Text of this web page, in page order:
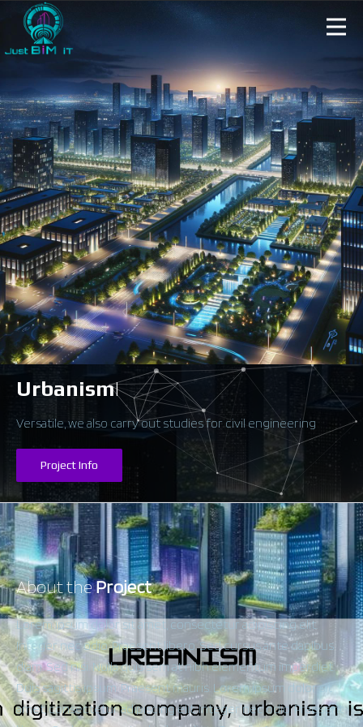
Urbanism|
Versatile, we also carry out studies for civil engineering
Project Info
About theProject
Lorem ipsum dolor sit amet, consectetur adipiscing elit.
Integer nec odio. Praesent libero. Sed cursus ante dapibus
diam. Sed nisi. Nulla quis sem at nibh elementum imperdiet.
Duis sagittis ipsum. Praesent mauris. Lorem ipsum dolor sit
amet, consectetur adipiscing elit. Integer nec odio. Praesent